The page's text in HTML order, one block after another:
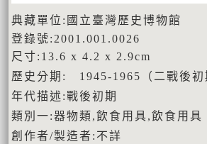
典藏單位:國立臺灣歷史博物館
登錄號:2001.001.0026
尺寸:13.6 x 4.2 x 2.9cm
歷史分期: 1945-1965（二戰後初
年代描述:戰後初期
類別一:器物類,飲食用具,飲食用具
創作者/製造者:不詳